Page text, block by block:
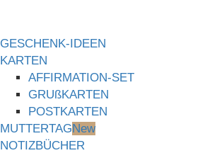
GESCHENK-IDEEN
KARTEN
AFFIRMATION-SET
GRUßKARTEN
POSTKARTEN
MUTTERTAGNew
NOTIZBÜCHER